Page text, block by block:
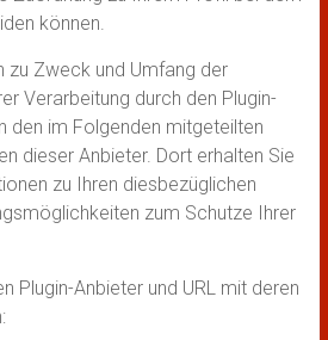
können.
Zweck und Umfang der
Verarbeitung durch den Plugin-
den im Folgenden mitgeteilten
dieser Anbieter. Dort erhalten Sie
zu Ihren diesbezüglichen
zum Schutze Ihrer
Plugin-Anbieter und URL mit deren